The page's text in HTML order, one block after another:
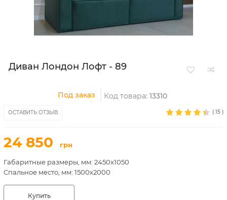
Диван Лондон Лофт - 89
Под заказ Код товара: 13310
ОСТАВИТЬ ОТЗЫВ ( 15 )
24 850 грн
Габаритные размеры, мм: 2450х1050
Спальное место, мм: 1500х2000
Купить